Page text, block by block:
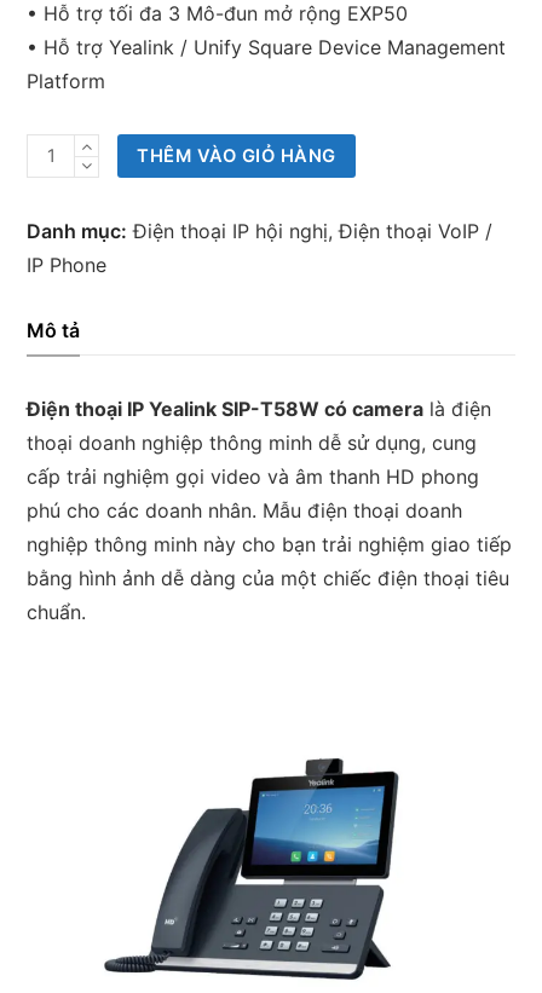
• Hỗ trợ tối đa 3 Mô-đun mở rộng EXP50
• Hỗ trợ Yealink / Unify Square Device Management
Platform
Điện
thoại
IP
Yealink
T58W
with
số
lượng
THÊM VÀO GIỎ HÀNG
Danh mục: Điện thoại IP hội nghị,Điện thoại VoIP /
IP Phone
Mô tả
Điện thoại IP Yealink SIP-T58W có camera là điện
thoại doanh nghiệp thông minh dễ sử dụng, cung
cấp trải nghiệm gọi video và âm thanh HD phong
phú cho các doanh nhân. Mẫu điện thoại doanh
nghiệp thông minh này cho bạn trải nghiệm giao tiếp
bằng hình ảnh dễ dàng của một chiếc điện thoại tiêu
chuẩn.